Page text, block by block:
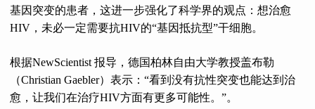
基因突变的患者，这进一步强化了科学界的观点：想治愈
HIV，未必一定需要抗HIV的“基因抵抗型”干细胞。
根据NewScientist 报导，德国柏林自由大学教授盖布勒
（Christian Gaebler）表示：“看到没有抗性突变也能达到治
愈，让我们在治疗HIV方面有更多可能性。”。